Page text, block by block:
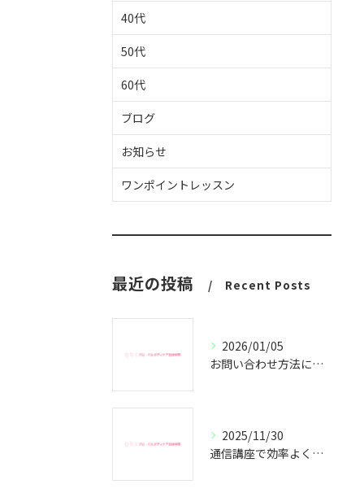
40代
50代
60代
ブログ
お知らせ
ワンポイントレッスン
最近の投稿 Recent Posts
2026/01/05
お問い合わせ方法についてのご案内
2025/11/30
通信講座で効率よくセラピスト資格取得